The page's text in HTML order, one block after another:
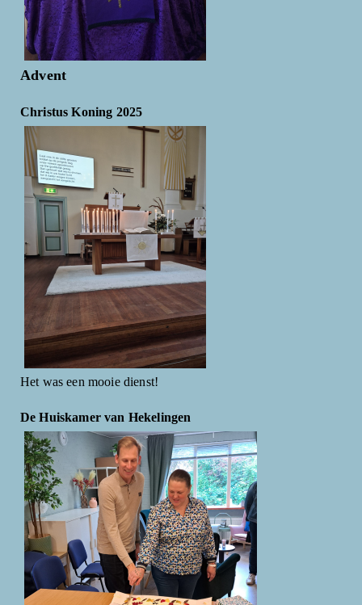
Advent
Christus Koning 2025
Het was een mooie dienst!
De Huiskamer van Hekelingen